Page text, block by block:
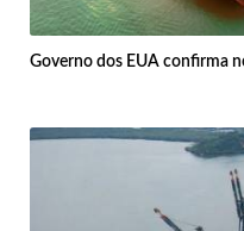
Governo dos EUA confirma